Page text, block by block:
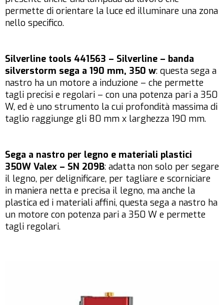
permette di orientare la luce ed illuminare una zona
nello specifico.
Silverline tools 441563 – Silverline – banda
silverstorm sega a 190 mm, 350 w: questa sega a
nastro ha un motore a induzione – che permette
tagli precisi e regolari – con una potenza pari a 350
W, ed è uno strumento la cui profondità massima di
taglio raggiunge gli 80 mm x larghezza 190 mm.
Sega a nastro per legno e materiali plastici
350W Valex – SN 209B: adatta non solo per segare
il legno, per delignificare, per tagliare e scorniciare
in maniera netta e precisa il legno, ma anche la
plastica ed i materiali affini, questa sega a nastro ha
un motore con potenza pari a 350 W e permette
tagli regolari.